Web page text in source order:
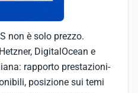
non è solo prezzo.
DigitalOcean e
rapporto prestazioni-
posizione sui temi